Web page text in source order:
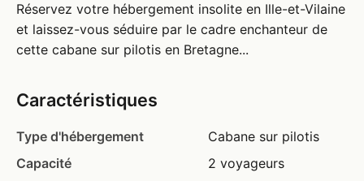
Réservez votre hébergement insolite en Ille-et-Vilaine
et laissez-vous séduire par le cadre enchanteur de
cette cabane sur pilotis en Bretagne...
Caractéristiques
Type d'hébergement
Cabane sur pilotis
Capacité
2 voyageurs